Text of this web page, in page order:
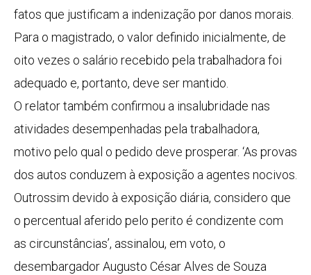
fatos que justificam a indenização por danos morais.
Para o magistrado, o valor definido inicialmente, de
oito vezes o salário recebido pela trabalhadora foi
adequado e, portanto, deve ser mantido.
O relator também confirmou a insalubridade nas
atividades desempenhadas pela trabalhadora,
motivo pelo qual o pedido deve prosperar. ‘As provas
dos autos conduzem à exposição a agentes nocivos.
Outrossim devido à exposição diária, considero que
o percentual aferido pelo perito é condizente com
as circunstâncias’, assinalou, em voto, o
desembargador Augusto César Alves de Souza